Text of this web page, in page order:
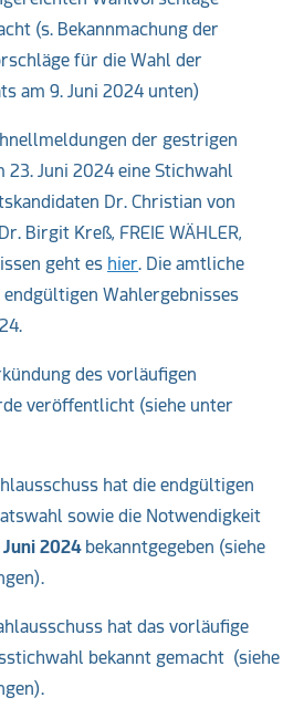
(s. Bekannmachung der
für die Wahl der
am 9. Juni 2024 unten)
der gestrigen
23. Juni 2024 eine Stichwahl
Dr. Christian von
Birgit Kreß, FREIE WÄHLER,
geht es hier. Die amtliche
Wahlergebnisses
des vorläufigen
veröffentlicht (siehe unter
hat die endgültigen
sowie die Notwendigkeit
2024bekanntgegeben (siehe
hat das vorläufige
bekannt gemacht (siehe